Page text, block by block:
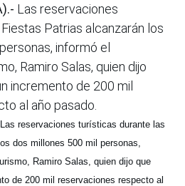
Las reservaciones
Patrias alcanzarán los
informó el
Ramiro Salas, quien dijo
incremento de 200 mil
al año pasado.
Las reservaciones turísticas durante las
dos millones 500 mil personas,
Ramiro Salas, quien dijo que
de 200 mil reservaciones respecto al